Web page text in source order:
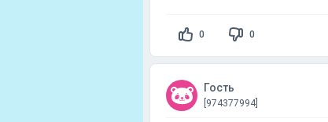
0 0
Гость
[974377994]